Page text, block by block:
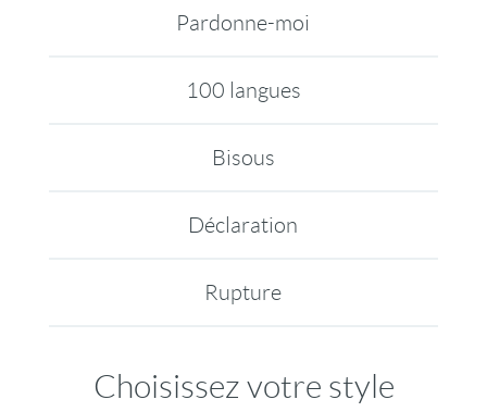
Pardonne-moi
100 langues
Bisous
Déclaration
Rupture
Choisissez votre style